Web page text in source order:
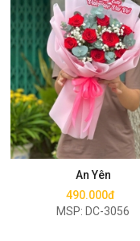
An Yên
490.000đ
MSP: DC-3056
Mua ngay